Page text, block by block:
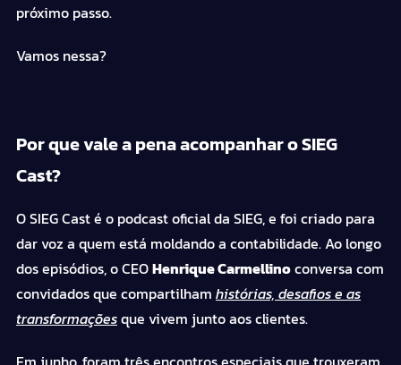
próximo passo.
Vamos nessa?
Por que vale a pena acompanhar o SIEG
Cast?
O SIEG Cast é o podcastoficial da SIEG, e foi criado para
dar voz a quem está moldando a contabilidade. Ao longo
dos episódios, o CEOHenrique Carmellinoconversa com
convidados que compartilham histórias, desafios e as
transformaçõesque vivem junto aos clientes.